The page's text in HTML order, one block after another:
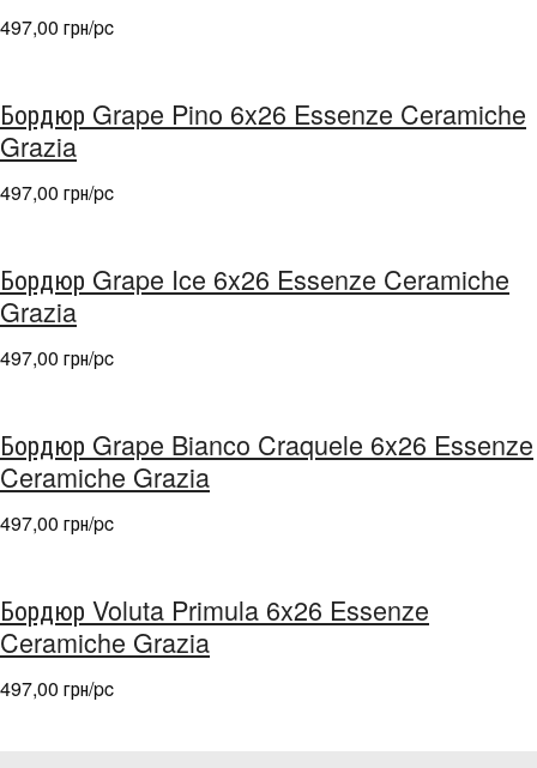
497,00 грн/pc
Бордюр Grape Pino 6x26 Essenze Ceramiche
Grazia
497,00 грн/pc
Бордюр Grape Ice 6x26 Essenze Ceramiche
Grazia
497,00 грн/pc
Бордюр Grape Bianco Craquele 6x26 Essenze
Ceramiche Grazia
497,00 грн/pc
Бордюр Voluta Primula 6x26 Essenze
Ceramiche Grazia
497,00 грн/pc